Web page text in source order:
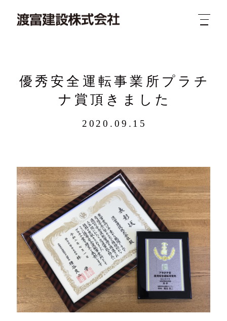
新着 業務 概要
求人 実績 問合
写真
優秀安全運転事業所プラチ
ナ賞頂きました
2020.09.15